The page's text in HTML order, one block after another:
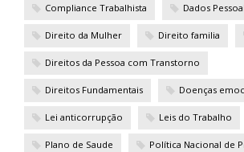
Compliance Trabalhista Dados
Direito da Mulher Direito familia
Direitos da Pessoa com Transtorno
Direitos Fundamentais Doenças
Lei anticorrupção Leis do Trabalho
Plano de Saude Política Nacional de